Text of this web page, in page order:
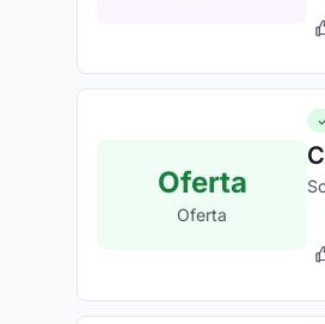
Oferta
Oferta